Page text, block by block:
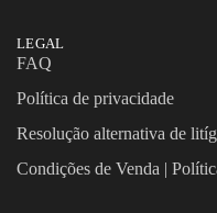
LEGAL
FAQ
Política de privacidade
Resolução alternativa de
Condições de Venda |